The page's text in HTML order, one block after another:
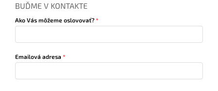
BUĎME V KONTAKTE
Ako Vás môžeme oslovovať?
Emailová adresa